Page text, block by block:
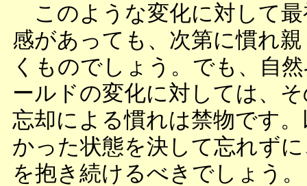
このような変化に対して最
感があっても、次第に慣れ
くものでしょう。でも、自
ールドの変化に対しては、
忘却による慣れは禁物です
かった状態を決して忘れず
を抱き続けるべきでしょう。